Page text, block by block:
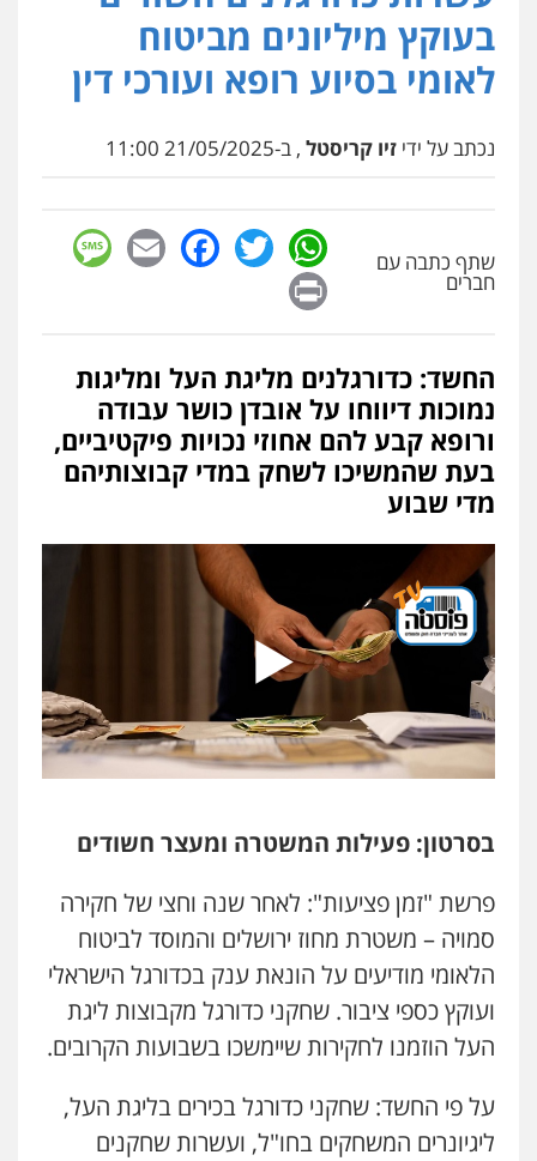
בעוקץ מיליונים מביטוח
לאומי בסיוע רופא ועורכי דין
נכתב על ידי זיו קריסטל , ב-21/05/2025 11:00
שתף כתבה עם
חברים
WhatsApp
Twitter
Facebook
Email
החשד: כדורגלנים מליגת העל ומליגות
נמוכות דיווחו על אובדן כושר עבודה
ורופא קבע להם אחוזי נכויות פיקטיביים,
בעת שהמשיכו לשחק במדי קבוצותיהם
מדי שבוע
בסרטון: פעילות המשטרה ומעצר חשודים
פרשת "זמן פציעות": לאחר שנה וחצי של חקירה
סמויה – משטרת מחוז ירושלים והמוסד לביטוח
הלאומי מודיעים על הונאת ענק בכדורגל הישראלי
ועוקץ כספי ציבור. שחקני כדורגל מקבוצות ליגת
העל הוזמנו לחקירות שיימשכו בשבועות הקרובים.
על פי החשד: שחקני כדורגל בכירים בליגת העל,
ליגיונרים המשחקים בחו"ל, ועשרות שחקנים